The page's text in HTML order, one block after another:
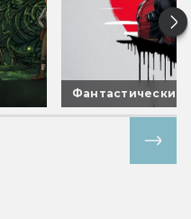
Фантастические